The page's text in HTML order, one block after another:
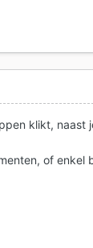
klikt, naast
of enkel